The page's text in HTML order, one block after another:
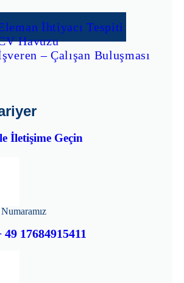
İhtiyacı Tespiti
Havuzu
– Çalışan Buluşması
İletişime Geçin
49 17684915411